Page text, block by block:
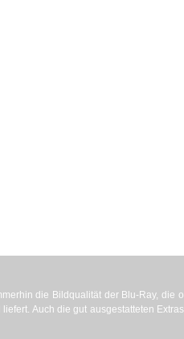
die Bildqualität der Blu-Ray, die
Auch die gut ausgestatteten